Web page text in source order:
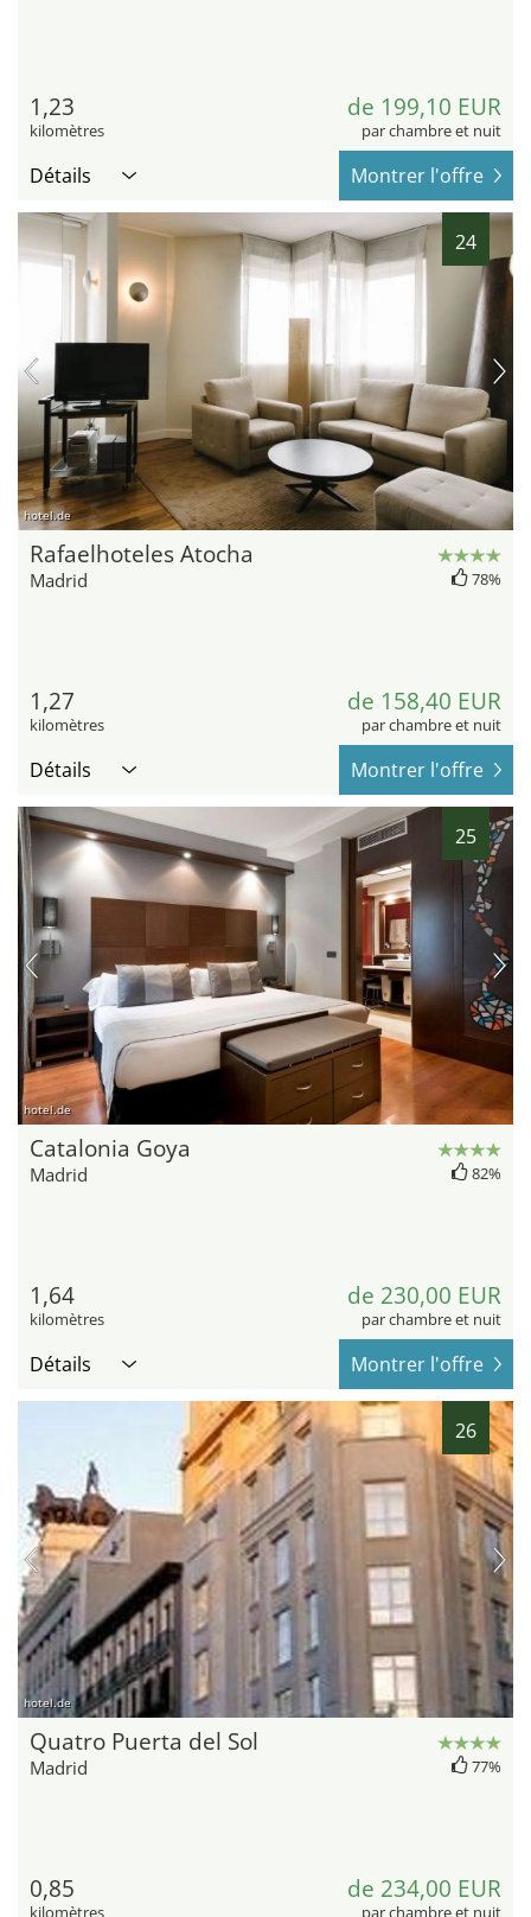
1,23
kilomètres
de 199,10 EUR
par chambre et nuit
Détails Montrer l'offre
24
hotel.de
Rafaelhoteles Atocha
Madrid 78%
1,27
kilomètres
de 158,40 EUR
par chambre et nuit
Détails Montrer l'offre
25
hotel.de
Catalonia Goya
Madrid 82%
1,64
kilomètres
de 230,00 EUR
par chambre et nuit
Détails Montrer l'offre
26
hotel.de
Quatro Puerta del Sol
Madrid 77%
0,85 de 234,00 EUR